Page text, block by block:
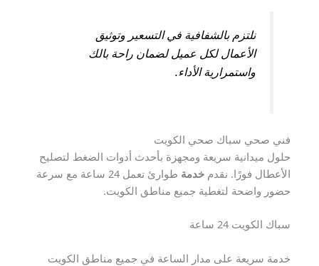
نلتزم بالشفافية في التسعير وتوثيق
الأعمال لكل عميل لضمان راحة بالك
واستمرارية الأداء.
فني صحي سباك صحي الكويت
حلول ميدانية سريعة ومجهزة بأحدث أدوات الضغط لتصليح
الأعطال فورًا. نقدم خدمة
طوارئ تعمل 24 ساعة مع سرعة
حضور واضحة لتغطية جميع مناطق الكويت.
سباك الكويت 24 ساعة
خدمة سريعة على مدار الساعة في جميع مناطق الكويت